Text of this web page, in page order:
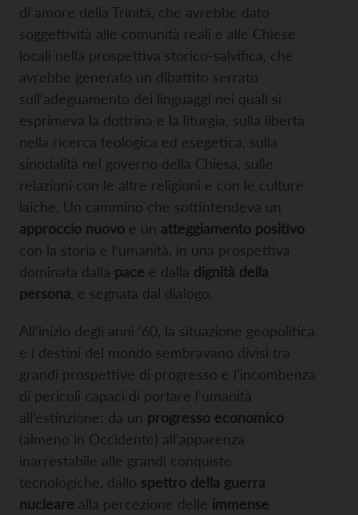
di amore della Trinità, che avrebbe dato
soggettività alle comunità reali e alle Chiese
locali nella prospettiva storico-salvifica, che
avrebbe generato un dibattito serrato
sull’adeguamento dei linguaggi nei quali si
esprimeva la dottrina e la liturgia, sulla libertà
nella ricerca teologica ed esegetica, sulla
sinodalità nel governo della Chiesa, sulle
relazioni con le altre religioni e con le culture
laiche. Un cammino che sottintendeva un
approccio nuovo e un atteggiamento positivo
con la storia e l’umanità, in una prospettiva
dominata dalla pace e dalla dignità della
persona , e segnata dal dialogo.
All’inizio degli anni ’60, la situazione geopolitica
e i destini del mondo sembravano divisi tra
grandi prospettive di progresso e l’incombenza
di pericoli capaci di portare l’umanità
all’estinzione: da un progresso economico
(almeno in Occidente) all’apparenza
inarrestabile alle grandi conquiste
tecnologiche, dallo spettro della guerra
nucleare alla percezione delle immense